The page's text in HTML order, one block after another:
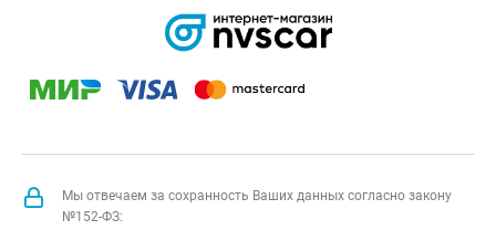
Мы отвечаем за сохранность Ваших данных согласно закону
№152-ФЗ: